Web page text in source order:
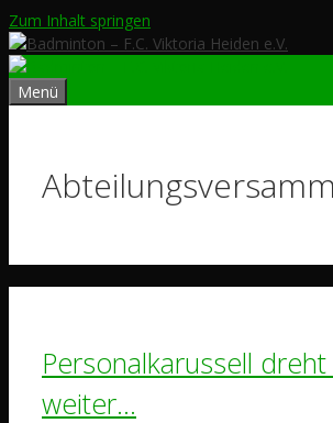
Zum Inhalt springen
Menü
Personalkarussell dreht
weiter…